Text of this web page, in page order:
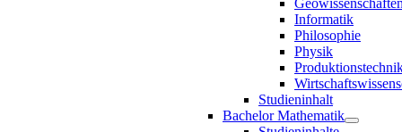
Informatik
Philosophie
Physik
Studieninhalt
Bachelor Mathematik